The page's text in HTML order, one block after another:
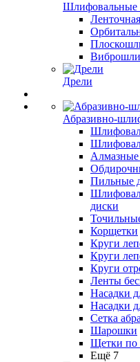
Шлифовальные
Дрели
Абразивно-
Алмазные
Пильные
диски
Корщетки
Круги
Круги
Круги
Ленты
Насадки
Насадки
Сетка
Шарошки
Щетки по
Ещё 7